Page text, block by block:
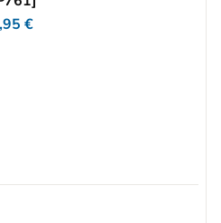
€